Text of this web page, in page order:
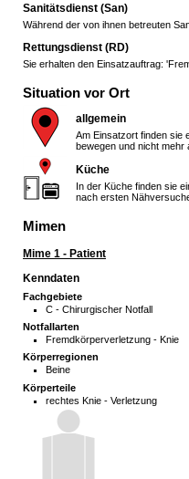
Sanitätsdienst (San)
Während der von ihnen betreuten
Rettungsdienst (RD)
Sie erhalten den Einsatzauftrag:
Situation vor Ort
allgemein
Am Einsatzort finden sie
bewegen und nicht mehr
Küche
In der Küche finden sie
nach ersten
Mimen
Mime 1 - Patient
Kenndaten
Fachgebiete
C - Chirurgischer Notfall
Notfallarten
Fremdkörperverletzung - Knie
Körperregionen
Beine
Körperteile
rechtes Knie - Verletzung